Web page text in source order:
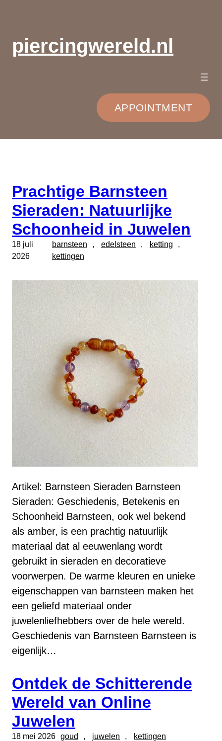
inhoudpiercingwereld.nl
APPOINTMENT
Prachtige Barnsteen
Sieraden: Natuurlijke
Schoonheid in Juwelen
18 juli
2026
barnsteen , edelsteen , ketting
kettingen
Artikel: Barnsteen Sieraden Barnsteen
Sieraden: Geschiedenis, Betekenis en
Schoonheid Barnsteen, ook wel bekend
als amber, is een prachtig natuurlijk
materiaal dat al eeuwenlang wordt
gebruikt in sieraden en decoratieve
voorwerpen. De warme kleuren en unieke
eigenschappen van barnsteen maken het
een geliefd materiaal onder
juwelenliefhebbers over de hele wereld.
Geschiedenis van Barnsteen Barnsteen is
eigenlijk…
Ontdek de Schitterende
Wereld van Online
Juwelen
18 mei 2026 goud , juwelen , kettingen